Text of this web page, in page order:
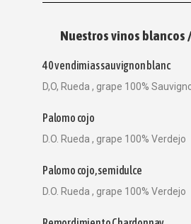
Nuestros vinos blancos
40 vendimias sauvignon blanc
D,O, Rueda , grape 100%
Palomo cojo
D.O. Rueda , grape 100% Verdejo
Palomo cojo, semidulce
D.O. Rueda , grape 100% Verdejo